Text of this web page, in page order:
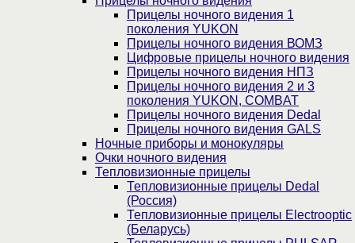
Прицелы ночного видения 1
поколения YUKON
Прицелы ночного видения ВОМЗ
Цифровые прицелы ночного видения
Прицелы ночного видения НПЗ
Прицелы ночного видения 2 и 3
поколения YUKON, COMBAT
Прицелы ночного видения Dedal
Прицелы ночного видения GALS
Ночные приборы и монокуляры
Очки ночного видения
Тепловизионные прицелы
Тепловизионные прицелы Dedal
(Россия)
Тепловизионные прицелы Electrooptic
(Беларусь)